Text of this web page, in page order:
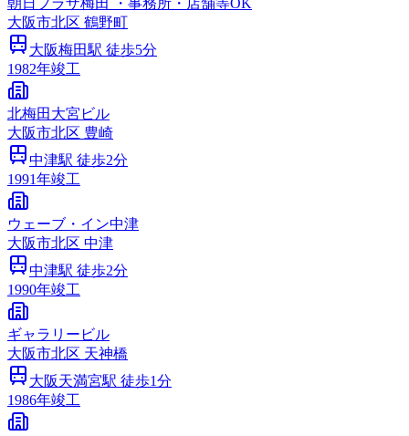
朝日プラザ梅田 ・事務所・店舗等OK
大阪市北区 鶴野町
大阪梅田駅 徒歩5分
1982年竣工
北梅田大宮ビル
大阪市北区 豊崎
中津駅 徒歩2分
1991年竣工
ウェーブ・イン中津
大阪市北区 中津
中津駅 徒歩2分
1990年竣工
ギャラリービル
大阪市北区 天神橋
大阪天満宮駅 徒歩1分
1986年竣工